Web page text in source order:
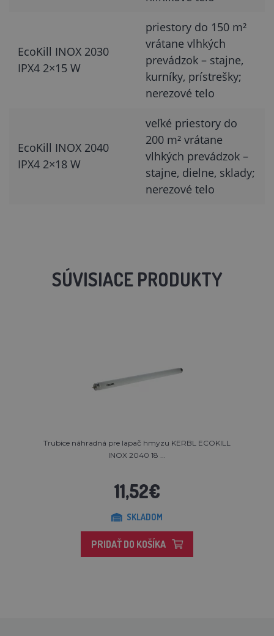
EcoKill INOX 2030
IPX4 2×15 W
priestory do 150 m²
vrátane vlhkých
prevádzok – stajne,
kurníky, prístrešky;
nerezové telo
EcoKill INOX 2040
IPX4 2×18 W
veľké priestory do
200 m² vrátane
vlhkých prevádzok –
stajne, dielne, sklady;
nerezové telo
SÚVISIACE PRODUKTY
Trubice náhradná pre lapač hmyzu KERBL ECOKILL
INOX 2040 18 ...
11,52€
SKLADOM
PRIDAŤ DO KOŠÍKA